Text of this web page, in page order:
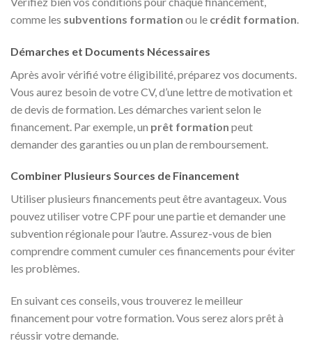
comme les subventions formation ou le crédit formation
Démarches et Documents Nécessaires
Après avoir vérifié votre éligibilité, préparez vos documents.
Vous aurez besoin de votre CV, d’une lettre de motivation et
de devis de formation. Les démarches varient selon le
financement. Par exemple, un prêt formation peut
demander des garanties ou un plan de remboursement.
Combiner Plusieurs Sources de Financement
Utiliser plusieurs financements peut être avantageux. Vous
pouvez utiliser votre CPF pour une partie et demander une
subvention régionale pour l’autre. Assurez-vous de bien
comprendre comment cumuler ces financements pour éviter
les problèmes.
En suivant ces conseils, vous trouverez le meilleur
financement pour votre formation. Vous serez alors prêt à
réussir votre demande.